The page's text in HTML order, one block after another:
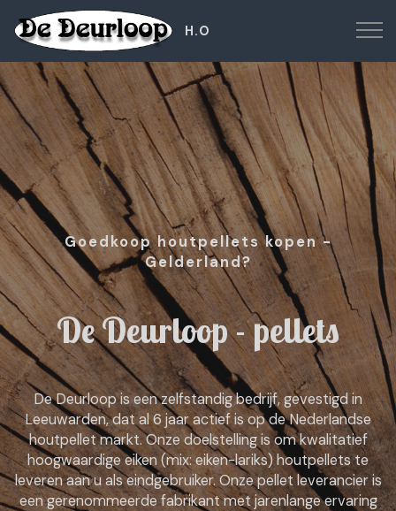
H.O
Goedkoop houtpellets kopen -
Gelderland?
De Deurloop - pellets
De Deurloop is een zelfstandig bedrijf, gevestigd in
Leeuwarden, dat al 6 jaar actief is op de Nederlandse
houtpellet markt. Onze doelstelling is om kwalitatief
hoogwaardige eiken (mix: eiken-lariks) houtpellets te
leveren aan u als eindgebruiker. Onze pellet leverancier is
een gerenommeerde fabrikant met jarenlange ervaring